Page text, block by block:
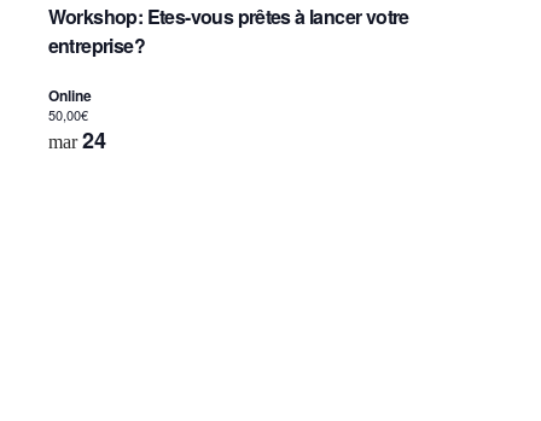
Workshop: Etes-vous prêtes à lancer votre
entreprise?
Online
50,00€
mar24